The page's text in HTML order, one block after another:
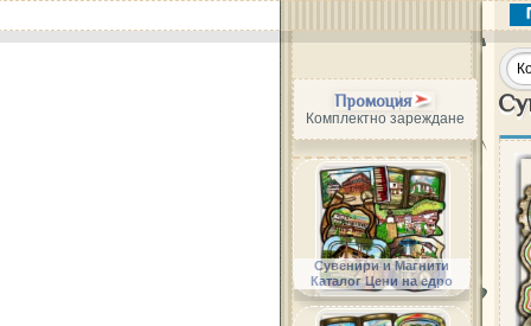
Промоция
Комплектно зареждане
Сувенири и Магнити
Каталог Цени на едро